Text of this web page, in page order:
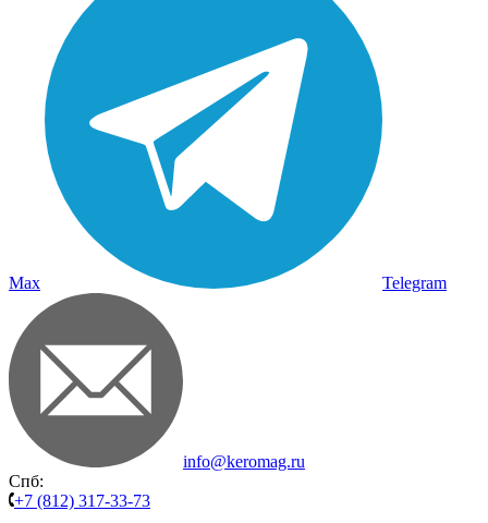
Max Telegram
info@keromag.ru
Спб:
+7 (812) 317-33-73